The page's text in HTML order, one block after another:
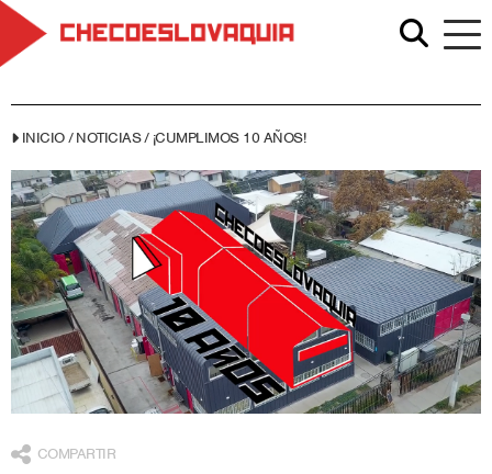
INICIO / NOTICIAS/ ¡CUMPLIMOS 10 AÑOS!
COMPARTIR